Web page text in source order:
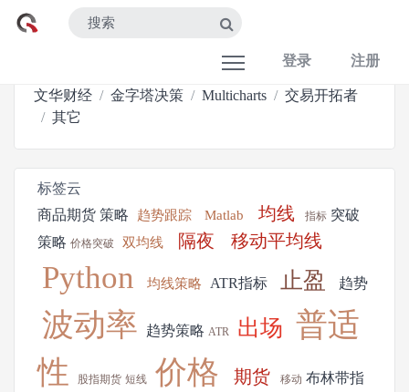
登录 注册
文华财经 金字塔决策 Multicharts
交易开拓者
其它
标签云
商品期货 策略 趋势跟踪 Matlab 均线 指标 突破
策略 价格突破 双均线 隔夜 移动平均线
Python 均线策略 ATR指标 止盈 趋势
波动率 趋势策略 ATR 出场 普适
性
股指期货 短线 价格 期货 移动 布林带指